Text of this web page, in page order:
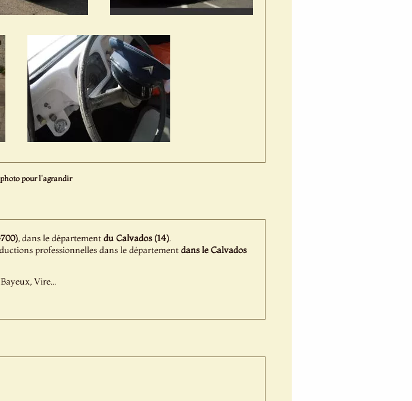
pour l'agrandir
, dans le département du Calvados (14).
professionnelles dans le département dans le Calvados
Vire...